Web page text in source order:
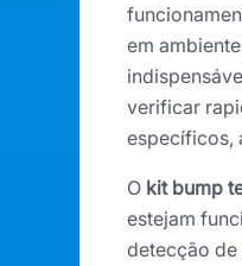
em
verificar
específicos,
O kit bump
estejam
detecção de